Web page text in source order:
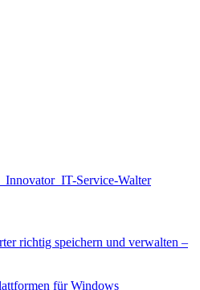
richtig speichern und verwalten –
für Windows